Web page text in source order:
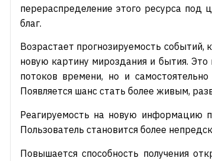
перераспределение этого ресурса под
благ.
Возрастает прогнозируемость
новую картину мироздания и бытия. Это
потоков времени, но и
Появляется шанс стать более живым,
Реагируемость на новую информацию
Пользователь становится более
Повышается способность получения